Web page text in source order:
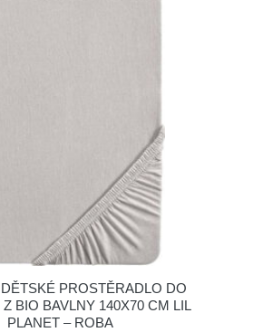
PROSTĚRADLO DO
BIO BAVLNY 140X70 CM LIL
PLANET – ROBA